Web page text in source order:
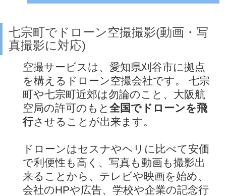
七宗町でドローン空撮撮影(動画・写
真撮影に対応)
空撮サービスは、愛知県刈谷市に拠点
を構えるドローン空撮会社です。 七宗
町や七宗町近郊は勿論のこと、大阪航
空局の許可のもと 全国でドローンを飛
行させることが出来ます。
ドローンはセスナやヘリに比べて安価
で利便性も高く、写真も動画も撮影出
来ることから、テレビや映画を始め、
会社のHPや広告、学校や企業の記念行